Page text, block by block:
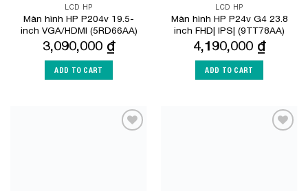
LCD HP
Màn hình HP P204v 19.5-
inch VGA/HDMI (5RD66AA)
3,090,000 ₫
ADD TO CART
LCD HP
Màn hình HP P24v G4 23.8
inch FHD| IPS| (9TT78AA)
4,190,000 ₫
ADD TO CART